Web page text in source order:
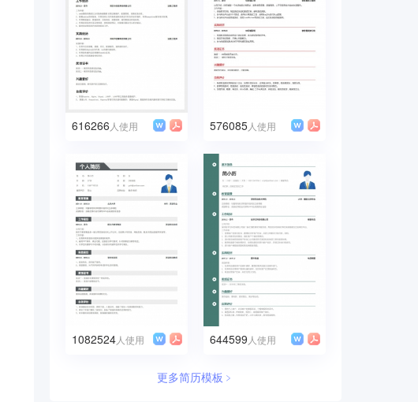
616266 人使用 576085人使用
1082524人使用 644599人使用
更多简历模板﹥